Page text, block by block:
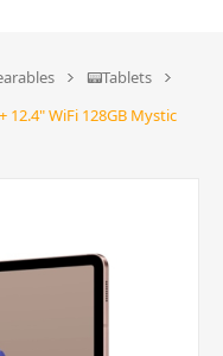
📟Tablets
12.4" WiFi 128GB Mystic